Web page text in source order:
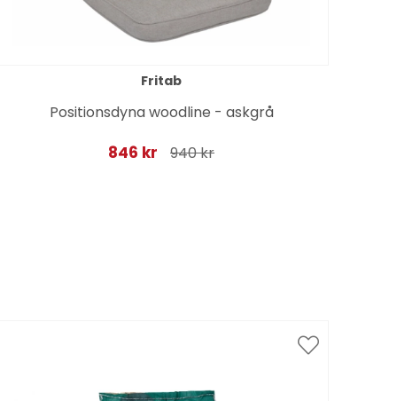
Fritab
Positionsdyna woodline - askgrå
846 kr 940 kr